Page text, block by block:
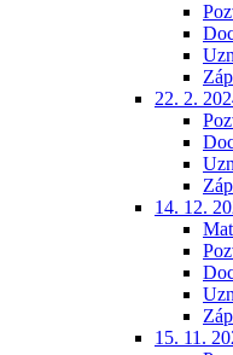
22. 2.
14. 12.
15. 11.